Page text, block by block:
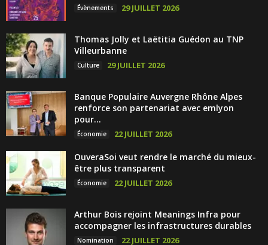
Évènements 29 JUILLET 2026
Thomas Jolly et Laëtitia Guédon au TNP
Villeurbanne
Culture 29 JUILLET 2026
Banque Populaire Auvergne Rhône Alpes
renforce son partenariat avec emlyon
pour...
Économie 22 JUILLET 2026
OuveraSoi veut rendre le marché du mieux-
être plus transparent
Économie 22 JUILLET 2026
Arthur Bois rejoint Meanings Infra pour
accompagner les infrastructures durables
Nomination 22 JUILLET 2026